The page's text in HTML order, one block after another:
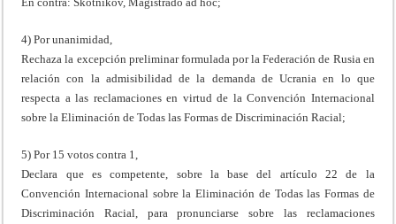
4) Por unanimidad,
Rechaza la excepción preliminar formulada por la Federación de Rusia en
relación con la admisibilidad de la demanda de Ucrania en lo que
respecta a las reclamaciones en virtud de la Convención Internacional
sobre la Eliminación de Todas las Formas de Discriminación Racial;
5) Por 15 votos contra 1,
Declara que es competente, sobre la base del artículo 22 de la
Convención Internacional sobre la Eliminación de Todas las Formas de
Discriminación Racial, para pronunciarse sobre las reclamaciones